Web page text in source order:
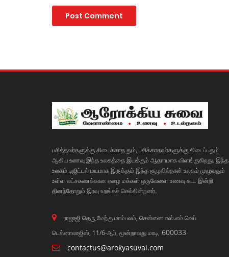
பசித்தவர்களுக்கு கிடைக்காத தும், பசிக்காதவர்களுக்கு கிடைப்பதும்
ஆகிய உணவு இந்த உலகத்தை இயக்கும் ஆதாரமாக விளங்குகிறது. இந்த
உலகம் டிஜிட்டல் மயமாக இருக்கும் இந்த சூழலில்தான் உலகம் முழுவதும்
உள்ள லட்சகணக்கான ஏழை மக்கள் ஒருவேளை உணவு கூட இன்றி
தினந்தோறும் இரவு உறங்கச் செல்கின்றனர்.
ராஜாஜி தெரு,மேற்கு மாம்பலம், சென்னை எஸ்.எம்.வெப்
டெக்னாலாஜிஸ், 11/6-ஆர், மூன்றாவது மாடி, 600033
contactus@arokyasuvai.com